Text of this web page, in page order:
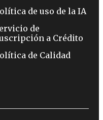
de uso de la IA
de
a Crédito
de Calidad